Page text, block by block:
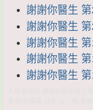
謝謝你醫生
謝謝你醫生
謝謝你醫生
謝謝你醫生
謝謝你醫生